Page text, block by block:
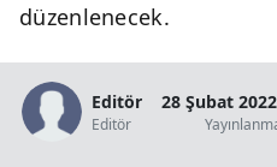
düzenlenecek.
Editör
Editör
28 Şubat